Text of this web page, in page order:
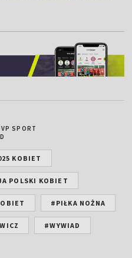
SPORT
KOBIET
POLSKI KOBIET
#PIŁKA NOŻNA
#WYWIAD